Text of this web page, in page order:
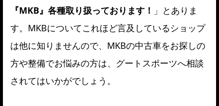
『MKB』各種取り扱っております！ 」とありま
す。MKBについてこれほど言及しているショップ
は他に知りませんので、MKBの中古車をお探しの
方や整備でお悩みの方は、グートスポーツへ相談
されてはいかがでしょう。